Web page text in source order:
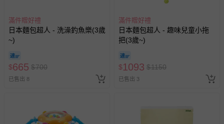
滿件贈好禮
日本麵包超人 - 洗澡釣魚樂(3歲
~)
$665 $700
已售出 8
滿件贈好禮
日本麵包超人 - 趣味兒童小拖
把(3歲~)
$1093 $1150
已售出 3